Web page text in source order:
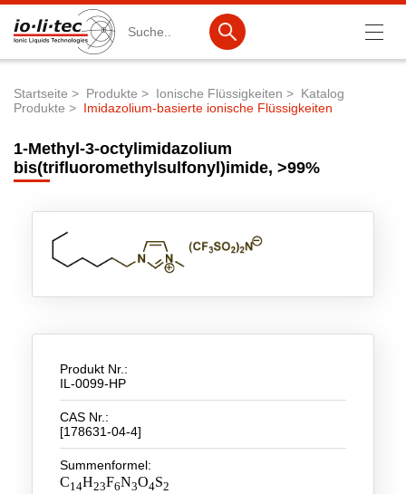
Produktsuche
Ionische Flüssigkeiten
Batteriematerialien
Nanotech & Coatings
3M Products & IoLiTherm
F&E-Dienstleistungen
Neue Produkte
Produkthighlights
Pfadnavigation
Startseite Produkte Ionische Flüssigkeiten
Katalog
Produkte
Imidazolium-basierte ionische Flüssigkeiten
1-Methyl-3-octylimidazolium
bis(trifluoromethylsulfonyl)imide, >99%
Produkt Nr.:
IL-0099-HP
CAS Nr.:
[178631-04-4]
Summenformel:
C14H23F6N3O4S2